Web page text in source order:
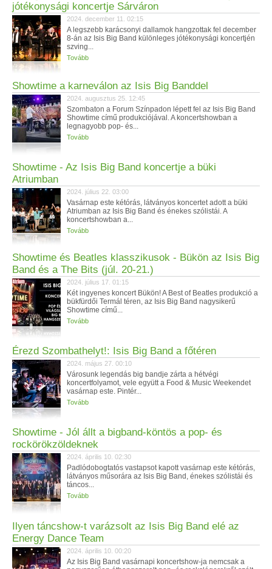
jótékonysági koncertje Sárváron
2024. december 11. 02:15
A legszebb karácsonyi dallamok hangzottak fel december
8-án az Isis Big Band különleges jótékonysági koncertjén
szving...
Tovább
Showtime a karneválon az Isis Big Banddel
2024. augusztus 25. 12:45
Szombaton a Forum Színpadon lépett fel az Isis Big Band
Showtime című produkciójával. A koncertshowban a
legnagyobb pop- és...
Tovább
Showtime - Az Isis Big Band koncertje a büki
Atriumban
2024. július 22. 03:00
Vasárnap este kétórás, látványos koncertet adott a büki
Atriumban az Isis Big Band és énekes szólistái. A
koncertshowban a...
Tovább
Showtime és Beatles klasszikusok - Bükön az Isis Big
Band és a The Bits (júl. 20-21.)
2024. július 17. 01:15
Két ingyenes koncert Bükön! A Best of Beatles produkció a
bükfürdői Termál téren, az Isis Big Band nagysikerű
Showtime című...
Tovább
Érezd Szombathelyt!: Isis Big Band a főtéren
2024. május 27. 00:10
Városunk legendás big bandje zárta a hétvégi
koncertfolyamot, vele együtt a Food & Music Weekendet
vasárnap este. Pintér...
Tovább
Showtime - Jól állt a bigband-köntös a pop- és
rockörökzöldeknek
2024. április 10. 02:30
Padlódobogtatós vastapsot kapott vasárnap este kétórás,
látványos műsorára az Isis Big Band, énekes szólistái és
táncos...
Tovább
Ilyen táncshow-t varázsolt az Isis Big Band elé az
Energy Dance Team
2024. április 10. 00:20
Az Isis Big Band vasárnapi koncertshow-ja nemcsak a